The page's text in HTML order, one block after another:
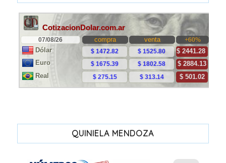
QUINIELA MENDOZA